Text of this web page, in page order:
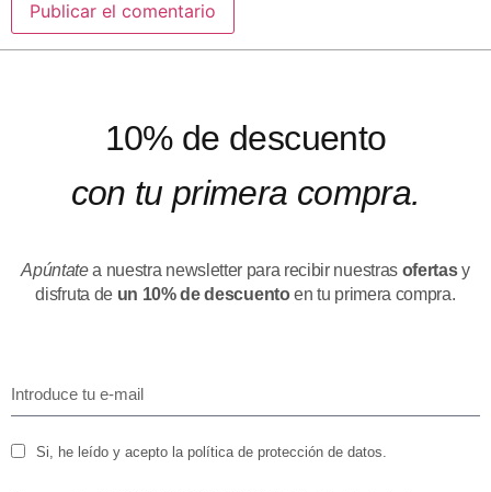
10% de descuento
con tu primera compra.
Apúntatea nuestra newsletter para recibir nuestras ofertasy
disfruta de un 10% de descuentoen tu primera compra.
Si, he leído y acepto la política de protección de datos.